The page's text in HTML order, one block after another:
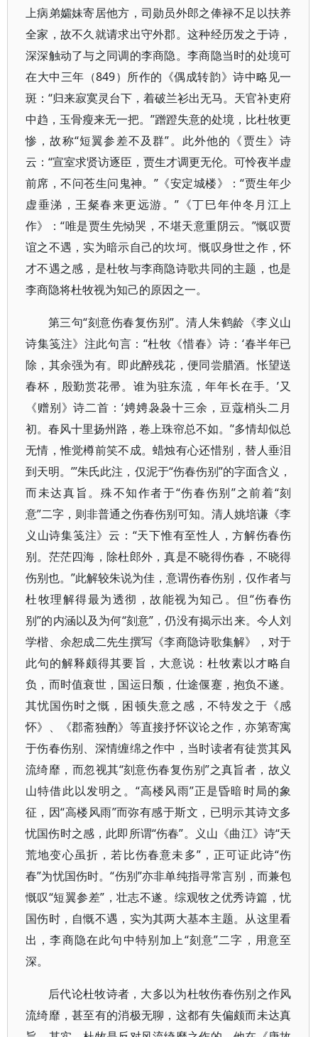
上病弟孀妹寄居他方，司勋员外郎之俸禄不足以扶养
全家，故不久就请求出守外郡。这种经历发之于诗，
深深触动了与之同调的李商隐。李商隐当时的处境可
在大中三年（849）所作的《偶成转韵》诗中略见一
斑：“归来寂寞灵台下，着破兰衫出无马。天官补吏府
中趋，玉骨瘦来无一把。”蹭蹬失意的处境，比杜牧更
惨，故称“短翼参差不及群”。此外他的《贾生》诗
云：“宣室求贤访逐臣，贾生才调更无伦。可怜夜半虚
前席，不问苍生问鬼神。”《安定城楼》：“贾生年少
虚垂涕，王粲春来更远游。”《丁巳年仲冬月江上
作》：“唯是贾生先恸哭，不堪天意重阴云。”慨叹贾
谊之不遇，实为暗示自己的坎坷。慨叹身世之作，怀
才不遇之感，是杜牧与李商隐诗歌共同的主题，也是
李商隐将杜牧视为知己的原因之一。
第三句“刻意伤春复伤别”。清人朱鹤龄《李义山
诗集笺注》注此句言：“杜牧《惜春》诗：‘春半年已
除，其余强为有。即此醉残花，便同尝腊酒。怅望送
春杯，殷勤赏花帚。谁为驻东流，年年长在手。’又
《赠别》诗二首：‘娉娉袅袅十三余，豆蔻梢头二月
初。春风十里扬州路，卷上珠帘总不如。’‘多情却似总
无情，惟觉樽前笑不成。蜡烛有心还惜别，替人垂泪
到天明。’”朱氏此注，仅泥于“伤春伤别”的字面含义，
而未达真旨。殊不知作者于“伤春伤别”之前着“刻
意”二字，则非普通之伤春伤别可知。清人姚培谦《李
义山诗集笺注》云：“天下惟有至性人，方解伤春伤
别。茫茫四海，除杜郎外，真是不晓得伤春，不晓得
伤别也。”此解较朱说为佳，意谓伤春伤别，仅作者与
杜牧理解得最为透彻，故能视为知己。但“伤春伤
别”的内涵以及为何“刻意”，仍没有揭示出来。今人刘
学楷、余恕成二先生撰写《李商隐诗歌集解》，对于
此句的解释颇得其要旨，大意说：杜牧素以才略自
负，而时值衰世，国运日颓，仕途偃蹇，抱负不遂。
其忧国伤时之慨，困顿失意之感，不特发之于《感
怀》、《郡斋独酌》等直接抒怀议论之作，亦第寄寓
于伤春伤别、深情缠绵之作中，当时读者有徒赏其风
流绮靡，而忽视其“刻意伤春复伤别”之真旨者，故义
山特借此以发明之。“高楼风雨”正是昏暗时局的象
征，因“高楼风雨”而弥有感于斯文，已明示其诗文多
忧国伤时之感，此即所谓“伤春”。义山《曲江》诗“天
荒地变心虽折，若比伤春意未多”，正可证此诗“伤
春”为忧国伤时。“伤别”亦非单纯指寻常言别，而兼包
慨叹“短翼参差”，壮志不遂。综观牧之优秀诗篇，忧
国伤时，自慨不遇，实为其两大基本主题。从这里看
出，李商隐在此句中特别加上“刻意”二字，用意至
深。
后代论杜牧诗者，大多以为杜牧伤春伤别之作风
流绮靡，甚至有的消极无聊，这都有失偏颇而未达真